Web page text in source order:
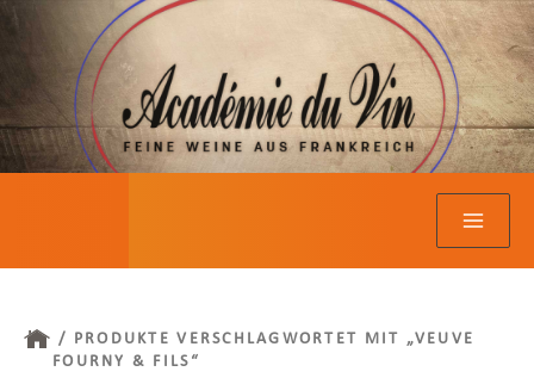
Zum
springen
/ PRODUKTE VERSCHLAGWORTET MIT „VEUVE
FOURNY & FILS“